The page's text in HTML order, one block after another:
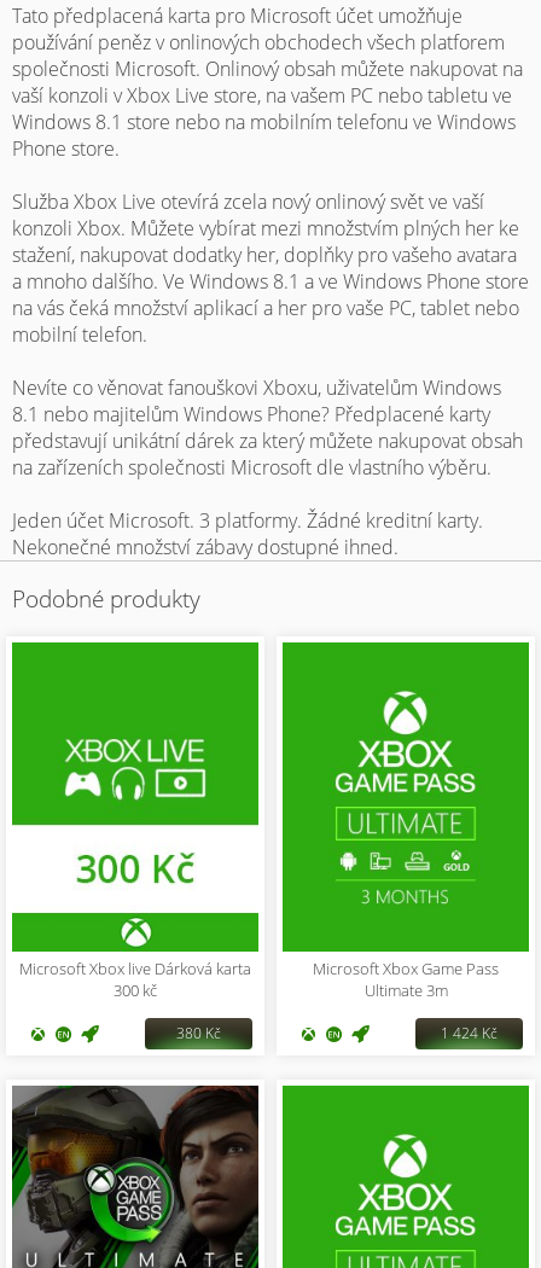
Tato předplacená karta pro Microsoft účet umožňuje
používání peněz v onlinových obchodech všech platforem
společnosti Microsoft. Onlinový obsah můžete nakupovat na
vaší konzoli v Xbox Live store, na vašem PC nebo tabletu ve
Windows 8.1 store nebo na mobilním telefonu ve Windows
Phone store.
Služba Xbox Live otevírá zcela nový onlinový svět ve vaší
konzoli Xbox. Můžete vybírat mezi množstvím plných her ke
stažení, nakupovat dodatky her, doplňky pro vašeho avatara
a mnoho dalšího. Ve Windows 8.1 a ve Windows Phone store
na vás čeká množství aplikací a her pro vaše PC, tablet nebo
mobilní telefon.
Nevíte co věnovat fanouškovi Xboxu, uživatelům Windows
8.1 nebo majitelům Windows Phone? Předplacené karty
představují unikátní dárek za který můžete nakupovat obsah
na zařízeních společnosti Microsoft dle vlastního výběru.
Jeden účet Microsoft. 3 platformy. Žádné kreditní karty.
Nekonečné množství zábavy dostupné ihned.
Podobné produkty
Microsoft Xbox live Dárková karta
300 kč
380 Kč
Microsoft Xbox Game Pass
Ultimate 3m
1 424 Kč